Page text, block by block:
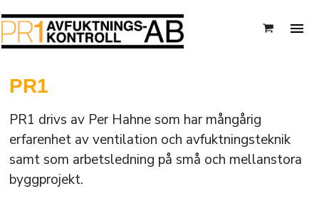
PR1
PR1 drivs av Per Hahne som har mångårig
erfarenhet av ventilation och avfuktningsteknik
samt som arbetsledning på små och mellanstora
byggprojekt.